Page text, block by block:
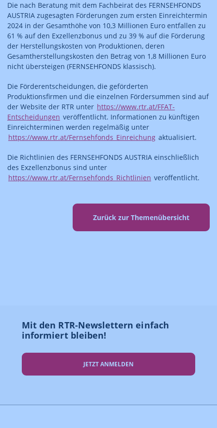
Die nach Beratung mit dem Fachbeirat des FERNSEHFONDS
AUSTRIA zugesagten Förderungen zum ersten Einreichtermin
2024 in der Gesamthöhe von 10,3 Millionen Euro entfallen zu
61 % auf den Exzellenzbonus und zu 39 % auf die Förderung
der Herstellungskosten von Produktionen, deren
Gesamtherstellungskosten den Betrag von 1,8 Millionen Euro
nicht übersteigen (FERNSEHFONDS klassisch).
Die Förderentscheidungen, die geförderten
Produktionsfirmen und die einzelnen Fördersummen sind auf
der Website der RTR unter https://www.rtr.at/FFAT-
Entscheidungen veröffentlicht. Informationen zu künftigen
Einreichterminen werden regelmäßig unter
https://www.rtr.at/Fernsehfonds_Einreichung aktualisiert.
Die Richtlinien des FERNSEHFONDS AUSTRIA einschließlich
des Exzellenzbonus sind unter
https://www.rtr.at/Fernsehfonds_Richtlinien veröffentlicht.
Zurück zur Themenübersicht
Mit den RTR-Newslettern einfach
informiert bleiben!
JETZT ANMELDEN